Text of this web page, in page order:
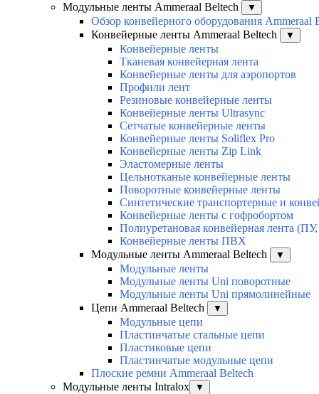
Модульные ленты Ammeraal Beltech ▼
Обзор конвейерного оборудования Ammeraal
Конвейерные ленты Ammeraal Beltech
▼
Конвейерные ленты
Тканевая конвейерная лента
Конвейерные ленты для аэропортов
Профили лент
Резиновые конвейерные ленты
Конвейерные ленты Ultrasync
Сетчатые конвейерные ленты
Конвейерные ленты Soliflex Pro
Конвейерные ленты Zip Link
Эластомерные ленты
Цельнотканые конвейерные ленты
Поворотные конвейерные ленты
Синтетические транспортерные и
Конвейерные ленты с гофробортом
Полиуретановая конвейерная лента
Конвейерные ленты ПВХ
Модульные ленты Ammeraal Beltech
▼
Модульные ленты
Модульные ленты Uni поворотные
Модульные ленты Uni прямолинейные
Цепи Ammeraal Beltech
▼
Модульные цепи
Пластинчатые стальные цепи
Пластиковые цепи
Пластинчатые модульные цепи
Плоские ремни Ammeraal Beltech
Модульные ленты Intralox
▼